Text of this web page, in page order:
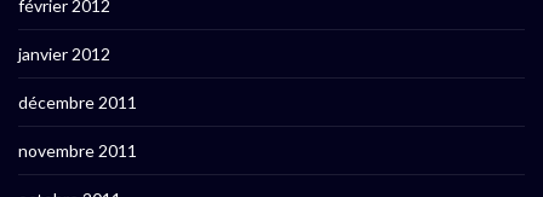
février 2012
janvier 2012
décembre 2011
novembre 2011